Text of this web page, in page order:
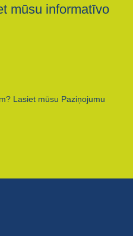
mūsu informatīvo
Lasiet mūsu Paziņojumu